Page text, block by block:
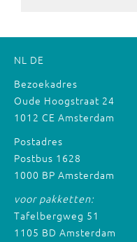
NL DE
Bezoekadres
Oude Hoogstraat 24
1012 CE Amsterdam
Postadres
Postbus 1628
1000 BP Amsterdam
voor pakketten:
Tafelbergweg 51
1105 BD Amsterdam